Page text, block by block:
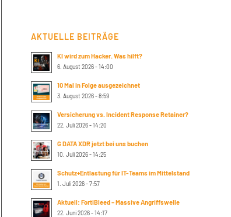
AKTUELLE BEITRÄGE
KI wird zum Hacker. Was hilft?
6. August 2026 - 14:00
10 Mal in Folge ausgezeichnet
3. August 2026 - 8:59
Versicherung vs. Incident Response Retainer?
22. Juli 2026 - 14:20
G DATA XDR jetzt bei uns buchen
10. Juli 2026 - 14:25
Schutz+Entlastung für IT-Teams im Mittelstand
1. Juli 2026 - 7:57
Aktuell: FortiBleed – Massive Angriffswelle
22. Juni 2026 - 14:17